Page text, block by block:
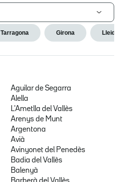
Tarragona Girona Lleida
Aguilar de Segarra
Alella
L'Ametlla del Vallès
Arenys de Munt
Argentona
Avià
Avinyonet del Penedès
Badia del Vallès
Balenyà